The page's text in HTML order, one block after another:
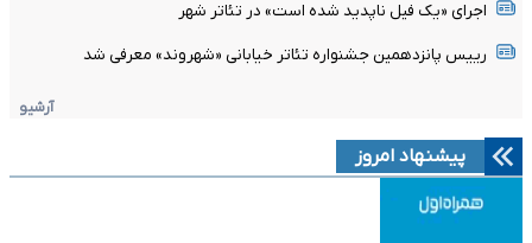
اجرای «یک فیل ناپدید شده است» در تئاتر شهر
رییس پانزدهمین جشنواره تئاتر خیابانی «شهروند» معرفی شد
آرشیو
پیشنهاد امروز